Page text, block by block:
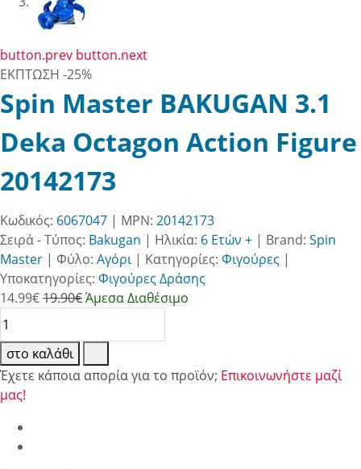
button.prev button.next
ΕΚΠΤΩΣΗ -25%
Spin Master BAKUGAN 3.1
Deka Octagon Action Figure
20142173
Κωδικός: 6067047 | MPN: 20142173
Σειρά - Τύπος: Bakugan | Ηλικία: 6 Ετών + | Brand: Spin
Master | Φύλο: Αγόρι| Κατηγορίες: Φιγούρες |
Υποκατηγορίες: Φιγούρες Δράσης
14.99€19.90€Άμεσα Διαθέσιμο
στο καλάθι
Έχετε κάποια απορία για το προϊόν; Επικοινωνήστε μαζί
μας!